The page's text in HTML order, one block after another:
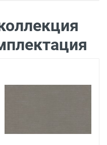
7 000 рублей)
рублей ( при
7 000 рублей)